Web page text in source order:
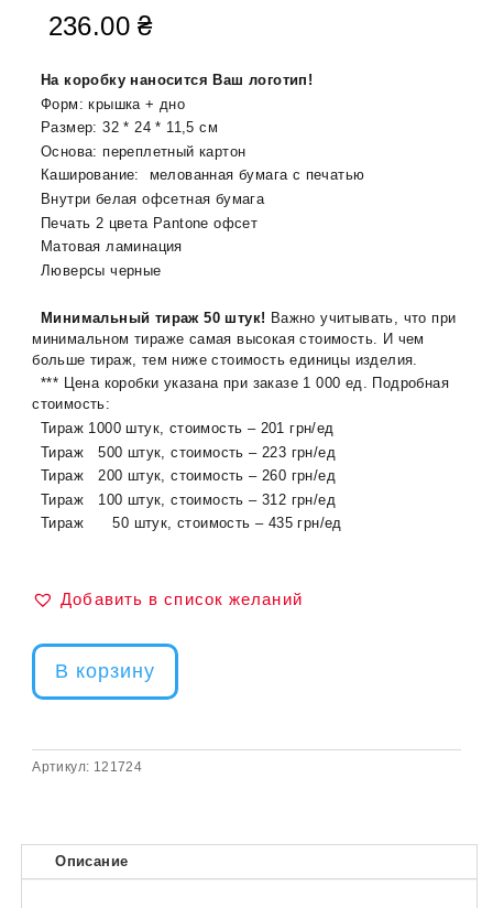
236.00₴
На коробку наносится Ваш логотип!
Форм: крышка + дно
Размер: 32 * 24 * 11,5 см
Основа: переплетный картон
Каширование: мелованная бумага с печатью
Внутри белая офсетная бумага
Печать 2 цвета Pаntone офсет
Матовая ламинация
Люверсы черные
Минимальный тираж 50 штук! Важно учитывать, что при
минимальном тираже самая высокая стоимость. И чем
больше тираж, тем ниже стоимость единицы изделия.
*** Цена коробки указана при заказе 1 000 ед. Подробная
стоимость:
Тираж 1000 штук, стоимость – 201 грн/ед
Тираж 500 штук, стоимость – 223 грн/ед
Тираж 200 штук, стоимость – 260 грн/ед
Тираж 100 штук, стоимость – 312 грн/ед
Тираж 50 штук, стоимость – 435 грн/ед
Добавить в список желаний
В корзину
Артикул: 121724
Описание